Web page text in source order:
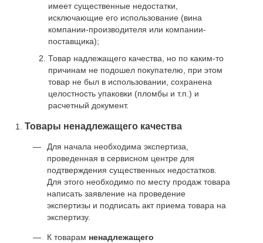
имеет существенные недостатки,
исключающие его использование (вина
компании-производителя или компании-
поставщика);
Товар надлежащего качества, но по каким-то
причинам не подошел покупателю, при этом
товар не был в использовании, сохранена
целостность упаковки (пломбы и т.п.) и
расчетный документ.
Товары ненадлежащего качества
Для начала необходима экспертиза,
проведенная в сервисном центре для
подтверждения существенных недостатков.
Для этого необходимо по месту продаж товара
написать заявление на проведение
экспертизы и подписать акт приема товара на
экспертизу.
К товарам ненадлежащего